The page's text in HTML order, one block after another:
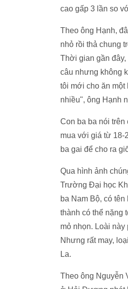
cao gấp 3 lần so
Theo ông Hạnh,
nhỏ rồi thả chung
Thời gian gần
câu nhưng không
tôi mới cho ăn một
nhiều", ông Hạnh
Con ba ba nói
mua với giá từ 18-
ba gai để cho ra
Qua hình ảnh
Trường Đại học
ba Nam Bộ, có
thành có thể nặng
mỏ nhọn. Loài
Nhưng rất may,
La.
Theo ông Nguyễn